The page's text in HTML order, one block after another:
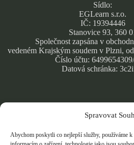
Spravovat
Abychom poskytli co nejlepší služby, používáme
Sídlo:
EGLearn s.r.o.
IČ: 19394446
Stanovice 93, 360
Společnost zapsána v
vedeném Krajským soudem v Plzni,
Číslo účtu:
Datová schránka:
Zásady ochrany
Cookie